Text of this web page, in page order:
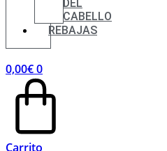
DEL
CABELLO
REBAJAS
0,00€0
Carrito